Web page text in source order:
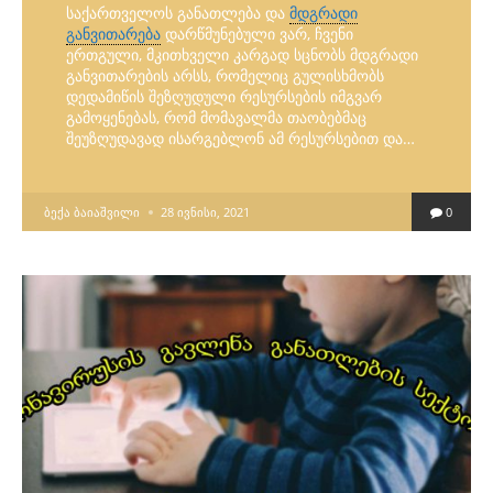
საქართველოს განათლება და მდგრადი
განვითარება დარწმუნებული ვარ, ჩვენი
ერთგული, მკითხველი კარგად სცნობს მდგრადი
განვითარების არსს, რომელიც გულისხმობს
დედამიწის შეზღუდული რესურსების იმგვარ
გამოყენებას, რომ მომავალმა თაობებმაც
შეუზღუდავად ისარგებლონ ამ რესურსებით და…
POSTED
ᲑᲔᲥᲐ ᲑᲐᲘᲐᲨᲕᲘᲚᲘ 28 ᲘᲕᲜᲘᲡᲘ, 2021 0